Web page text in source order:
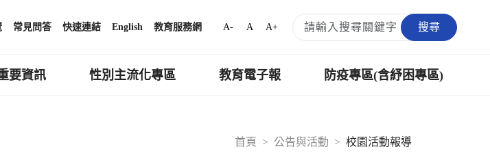
常見問答 快速連結 English 教育服務網 A- A A+ 搜尋
要資訊 性別主流化專區 教育電子報 防疫專區(含紓困專區)
首頁
公告與活動 校園活動報導